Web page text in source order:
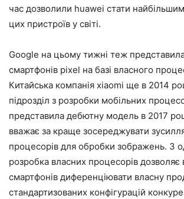
час дозволили huawei стати
цих пристроїв у світі.
Google на цьому тижні теж
смартфонів pixel на базі власного
Китайська компанія xiaomi ще в 2014
підрозділ з розробки мобільних
представила дебютну модель в 2017
вважає за краще зосереджувати
процесорів для обробки зображень. З
розробка власних процесорів
смартфонів диференціювати власну
стандартизованих конфігурацій